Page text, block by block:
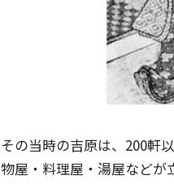
その当時の吉原は、200軒
物屋・料理屋・湯屋などが